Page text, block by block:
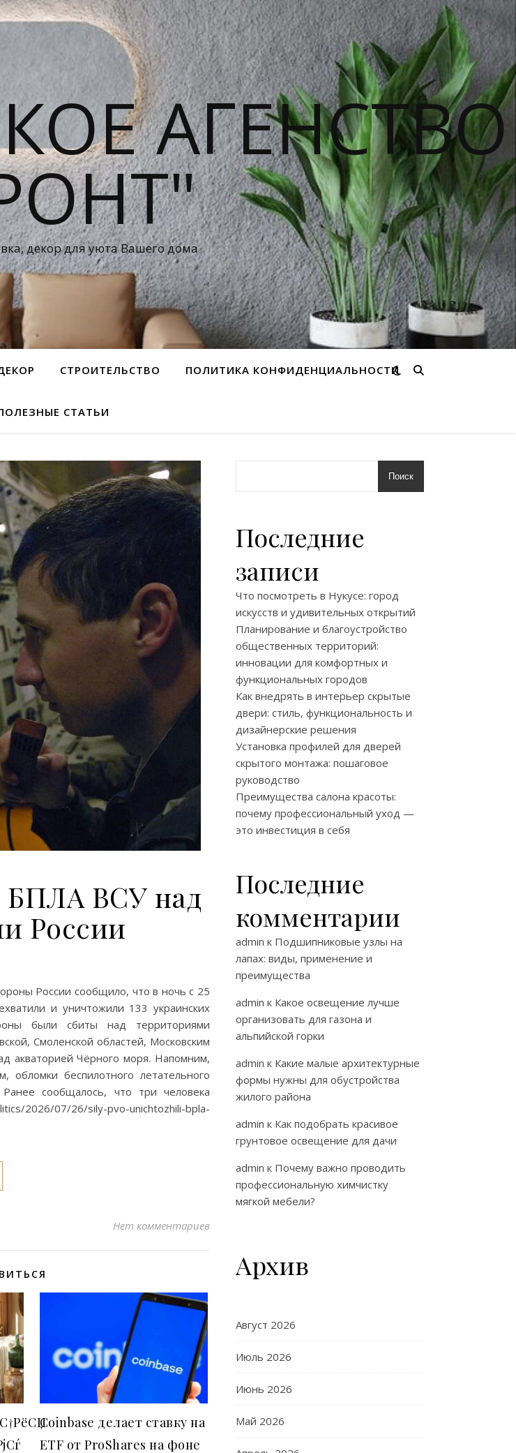
АГЕНСТВО
декор для уюта Вашего дома
СТРОИТЕЛЬСТВО ПОЛИТИКА КОНФИДЕНЦИАЛЬНОСТИ
СТАТЬИ
ВСУ над
России
России сообщило, что в ночь с 25
и уничтожили 133 украинских
были сбиты над территориями
Смоленской областей, Московским
акваторией Чёрного моря. Напомним,
обломки беспилотного летательного
сообщалось, что три человека
2026/07/26/sily-pvo-unichtozhili-bpla-
Нет комментариев
Coinbase делает ставку на
ETF от ProShares на фоне
Поиск
Последние
записи
Что посмотреть в Нукусе: город
искусств и удивительных открытий
Планирование и благоустройство
общественных территорий:
инновации для комфортных и
функциональных городов
Как внедрять в интерьер скрытые
двери: стиль, функциональность и
дизайнерские решения
Установка профилей для дверей
скрытого монтажа: пошаговое
руководство
Преимущества салона красоты:
почему профессиональный уход —
это инвестиция в себя
Последние
комментарии
admin к Подшипниковые узлы на
лапах: виды, применение и
преимущества
admin к Какое освещение лучше
организовать для газона и
альпийской горки
admin к Какие малые архитектурные
формы нужны для обустройства
жилого района
admin к Как подобрать красивое
грунтовое освещение для дачи
admin к Почему важно проводить
профессиональную химчистку
мягкой мебели?
Архив
Август 2026
Июль 2026
Июнь 2026
Май 2026